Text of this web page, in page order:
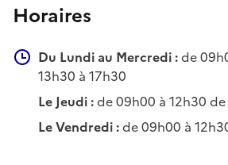
Horaires
Du Lundi au Mercredi :de
13h30 à 17h30
Le Jeudi :de 09h00 à 12h30
Le Vendredi :de 09h00 à